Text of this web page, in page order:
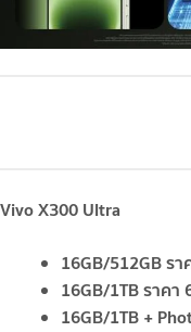
Vivo X300 Ultra
16GB/512GB ร
16GB/1TB ราคา
16GB/1TB +